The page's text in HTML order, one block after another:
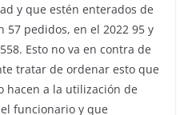
y que estén enterados de
57 pedidos, en el 2022 95 y
Esto no va en contra de
tratar de ordenar esto que
hacen a la utilización de
funcionario y que